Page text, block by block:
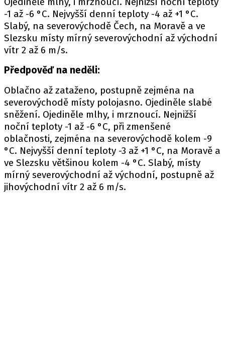
-1 až -6 °C. Nejvyšší denní teploty -4 až +1 °C.
Slabý, na severovýchodě Čech, na Moravě a ve
Slezsku místy mírný severovýchodní až východní
vítr 2 až 6 m/s.
Předpověď na neděli:
Oblačno až zataženo, postupně zejména na
severovýchodě místy polojasno. Ojediněle slabé
sněžení. Ojediněle mlhy, i mrznoucí. Nejnižší
noční teploty -1 až -6 °C, při zmenšené
oblačnosti, zejména na severovýchodě kolem -9
°C. Nejvyšší denní teploty -3 až +1 °C, na Moravě a
ve Slezsku většinou kolem -4 °C. Slabý, místy
mírný severovýchodní až východní, postupně až
jihovýchodní vítr 2 až 6 m/s.